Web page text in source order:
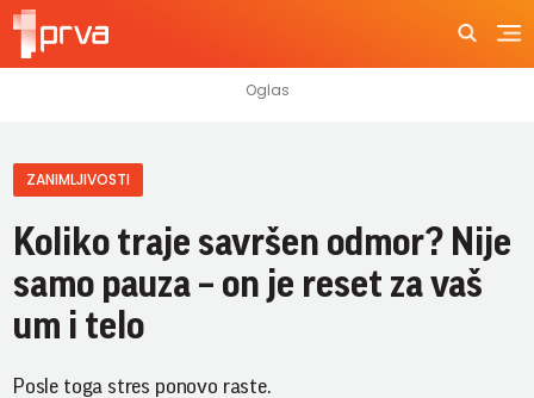
ZANIMLJIVOSTI
Koliko traje savršen odmor? Nije
samo pauza – on je reset za vaš
um i telo
Posle toga stres ponovo raste.